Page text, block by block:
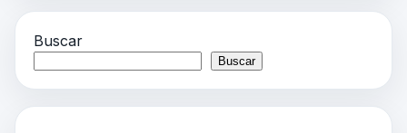
Buscar
Buscar